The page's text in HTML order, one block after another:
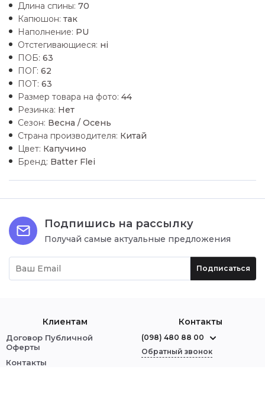
Длина спины: 70
Капюшон: так
Наполнение: PU
Отстегивающиеся: ні
ПОБ: 63
ПОГ: 62
ПОТ: 63
Размер товара на фото: 44
Резинка: Нет
Сезон: Весна / Осень
Страна производителя: Китай
Цвет: Капучино
Бренд: Batter Flei
Подпишись на рассылку
Получай самые актуальные предложения
Подписаться
Клиентам
Договор Публичной
Оферты
Контакты
Контакты
(098) 480 88 00
Обратный звонок